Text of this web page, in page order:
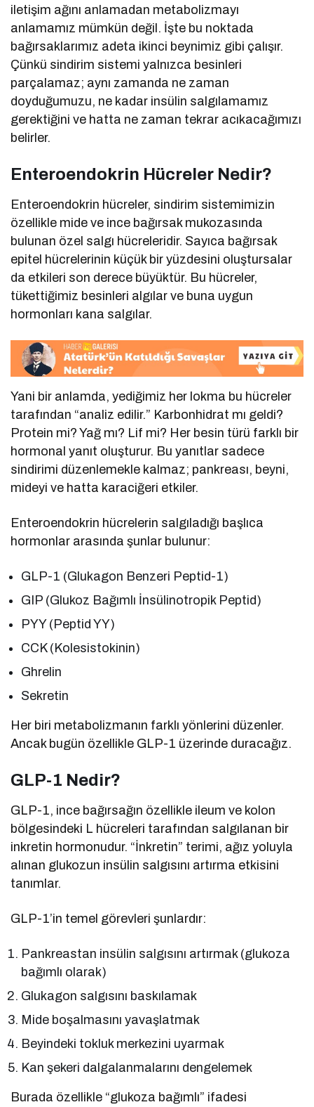
iletişim ağını anlamadan metabolizmayı
anlamamız mümkün değil. İşte bu noktada
bağırsaklarımız adeta ikinci beynimiz gibi çalışır.
Çünkü sindirim sistemi yalnızca besinleri
parçalamaz; aynı zamanda ne zaman
doyduğumuzu, ne kadar insülin salgılamamız
gerektiğini ve hatta ne zaman tekrar acıkacağımızı
belirler.
Enteroendokrin Hücreler Nedir?
Enteroendokrin hücreler, sindirim sistemimizin
özellikle mide ve ince bağırsak mukozasında
bulunan özel salgı hücreleridir. Sayıca bağırsak
epitel hücrelerinin küçük bir yüzdesini oluştursalar
da etkileri son derece büyüktür. Bu hücreler,
tükettiğimiz besinleri algılar ve buna uygun
hormonları kana salgılar.
Yani bir anlamda, yediğimiz her lokma bu hücreler
tarafından “analiz edilir.” Karbonhidrat mı geldi?
Protein mi? Yağ mı? Lif mi? Her besin türü farklı bir
hormonal yanıt oluşturur. Bu yanıtlar sadece
sindirimi düzenlemekle kalmaz; pankreası, beyni,
mideyi ve hatta karaciğeri etkiler.
Enteroendokrin hücrelerin salgıladığı başlıca
hormonlar arasında şunlar bulunur:
GLP-1 (Glukagon Benzeri Peptid-1)
GIP (Glukoz Bağımlı İnsülinotropik Peptid)
PYY (Peptid YY)
CCK (Kolesistokinin)
Ghrelin
Sekretin
Her biri metabolizmanın farklı yönlerini düzenler.
Ancak bugün özellikle GLP-1 üzerinde duracağız.
GLP-1 Nedir?
GLP-1, ince bağırsağın özellikle ileum ve kolon
bölgesindeki L hücreleri tarafından salgılanan bir
inkretin hormonudur. “İnkretin” terimi, ağız yoluyla
alınan glukozun insülin salgısını artırma etkisini
tanımlar.
GLP-1’in temel görevleri şunlardır:
Pankreastan insülin salgısını artırmak (glukoza
bağımlı olarak)
Glukagon salgısını baskılamak
Mide boşalmasını yavaşlatmak
Beyindeki tokluk merkezini uyarmak
Kan şekeri dalgalanmalarını dengelemek
Burada özellikle “glukoza bağımlı” ifadesi